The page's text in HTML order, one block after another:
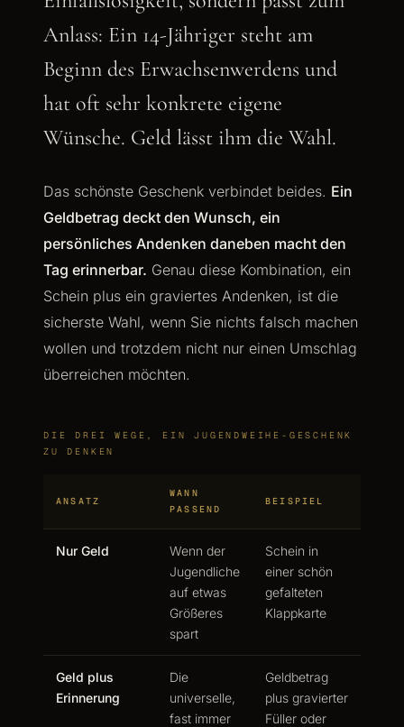
Anlass: Ein 14-Jähriger steht am
Beginn des Erwachsenwerdens und
hat oft sehr konkrete eigene
Wünsche. Geld lässt ihm die Wahl.
Das schönste Geschenk verbindet beides. Ein
Geldbetrag deckt den Wunsch, ein
persönliches Andenken daneben macht den
Tag erinnerbar. Genau diese Kombination, ein
Schein plus ein graviertes Andenken, ist die
sicherste Wahl, wenn Sie nichts falsch machen
wollen und trotzdem nicht nur einen Umschlag
überreichen möchten.
DIE DREI WEGE, EIN JUGENDWEIHE-GESCHENK
ZU DENKEN
ANSATZ
WANN
PASSEND
BEISPIEL
Nur Geld
Wenn der
Jugendliche
auf etwas
Größeres
spart
Schein in
einer schön
gefalteten
Klappkarte
Geld plus
Erinnerung
Die
universelle,
fast immer
Geldbetrag
plus gravierter
Füller oder